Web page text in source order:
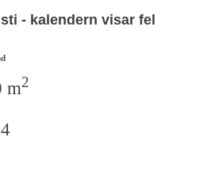
- kalendern visar fel
m2